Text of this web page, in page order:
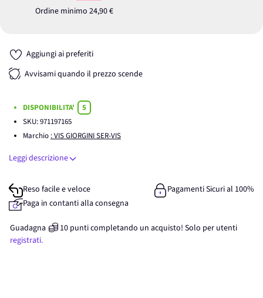
Ordine minimo 24,90 €
Aggiungi ai preferiti
Avvisami quando il prezzo scende
DISPONIBILITA'
5
SKU:971197165
Marchio : VIS GIORGINI SER-VIS
Leggi descrizione
Reso facile e veloce
Pagamenti Sicuri al 100%
Paga in contanti alla consegna
Guadagna 10 punticompletando un acquisto! Solo per utenti
registrati.